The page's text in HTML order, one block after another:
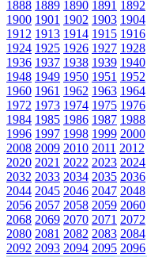
1888 1889 1890 1891 1892
1900 1901 1902 1903 1904
1912 1913 1914 1915 1916
1924 1925 1926 1927 1928
1936 1937 1938 1939 1940
1948 1949 1950 1951 1952
1960 1961 1962 1963 1964
1972 1973 1974 1975 1976
1984 1985 1986 1987 1988
1996 1997 1998 1999 2000
2008 2009 2010 2011 2012
2020 2021 2022 2023 2024
2032 2033 2034 2035 2036
2044 2045 2046 2047 2048
2056 2057 2058 2059 2060
2068 2069 2070 2071 2072
2080 2081 2082 2083 2084
2092 2093 2094 2095 2096